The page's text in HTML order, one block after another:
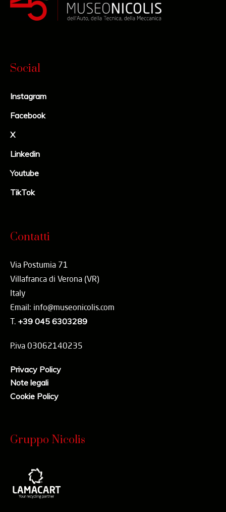
Social
Instagram
Facebook
X
Linkedin
Youtube
TikTok
Contatti
Via Postumia 71
Villafranca di Verona (VR)
Italy
Email: info@museonicolis.com
T. +39 045 6303289
P.iva 03062140235
Privacy Policy
Note legali
Cookie Policy
Gruppo Nicolis